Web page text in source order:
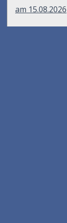
am 15.08.2026